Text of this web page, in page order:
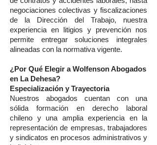
negociaciones colectivas y fiscalizaciones
de la Dirección del Trabajo, nuestra
experiencia en litigios y prevención nos
permite entregar soluciones integrales
alineadas con la normativa vigente.
¿Por Qué Elegir a Wolfenson Abogados
en La Dehesa?
Especialización y Trayectoria
Nuestros abogados cuentan con una
sólida formación en derecho laboral
chileno y una amplia experiencia en la
representación de empresas, trabajadores
y sindicatos en procesos administrativos y